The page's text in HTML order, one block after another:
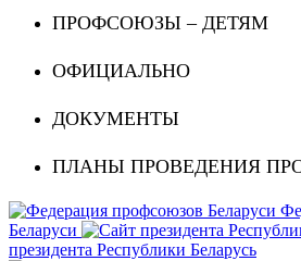
ПРОФСОЮЗЫ – ДЕТЯМ
ОФИЦИАЛЬНО
ДОКУМЕНТЫ
ПЛАНЫ ПРОВЕДЕНИЯ
Беларуси
президента Республики Беларусь